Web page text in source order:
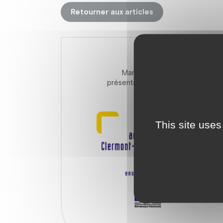
Retourner aux articles
Mardi 14 Novembre, Caroline
présentation de la Fondation
This site